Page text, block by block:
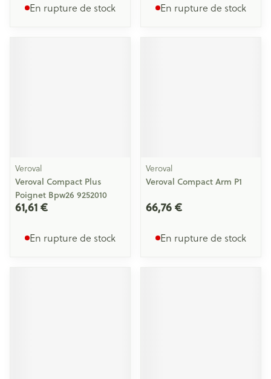
En rupture de stock En rupture de stock
Veroval
Veroval Compact Plus
Poignet Bpw26 9252010
61,61 €
En rupture de stock
Veroval
Veroval Compact Arm P1
66,76 €
En rupture de stock